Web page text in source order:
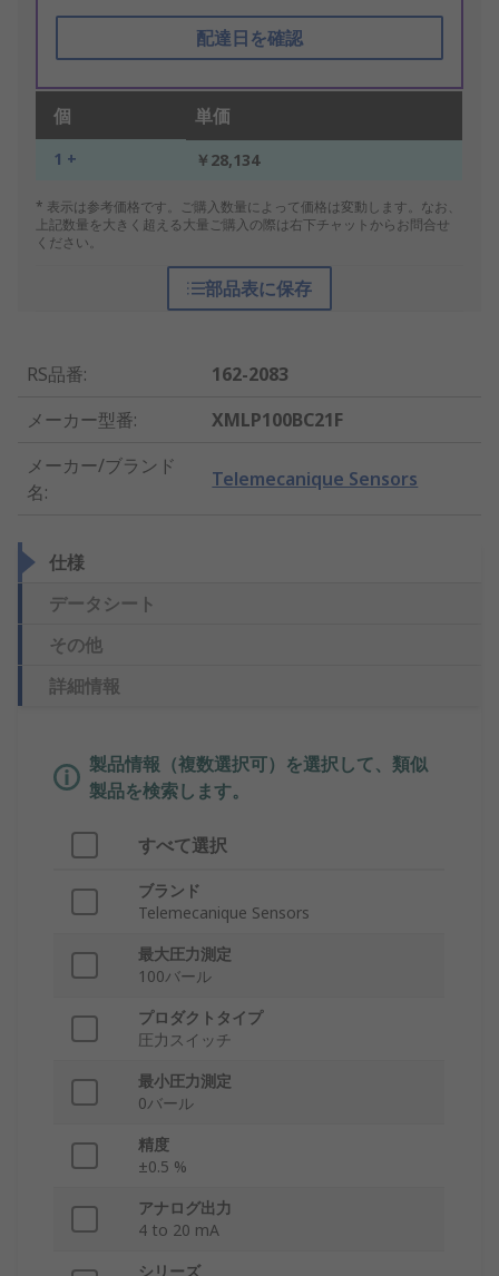
配達日を確認
個 単価
1 + ￥28,134
* 表示は参考価格です。ご購入数量によって価格は変動します。なお、
上記数量を大きく超える大量ご購入の際は右下チャットからお問合せ
ください。
部品表に保存
RS品番:
162-2083
メーカー型番:
XMLP100BC21F
メーカー/ブランド
名:
Telemecanique Sensors
仕様
データシート
その他
詳細情報
製品情報（複数選択可）を選択して、類似
製品を検索します。
すべて選択
ブランド
Telemecanique Sensors
最大圧力測定
100バール
プロダクトタイプ
圧力スイッチ
最小圧力測定
0バール
精度
±0.5 %
アナログ出力
4 to 20 mA
シリーズ